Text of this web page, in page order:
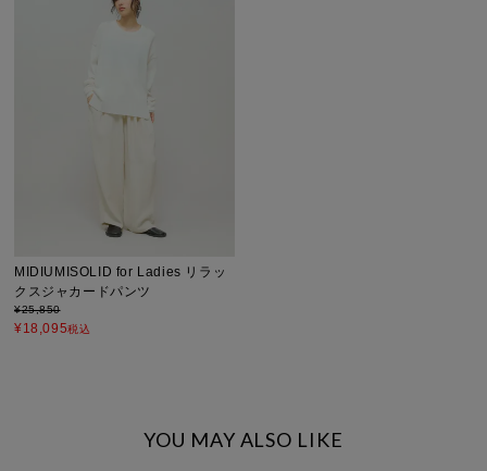
MIDIUMISOLID for Ladies リラッ
クスジャカードパンツ
¥25,850
¥18,095税込
YOU MAY ALSO LIKE